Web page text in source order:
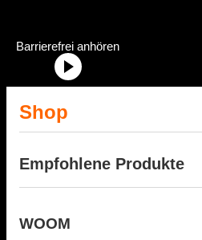
Radstation Onlineshop Header
Barrierefrei anhören
Shop
Empfohlene Produkte
WOOM